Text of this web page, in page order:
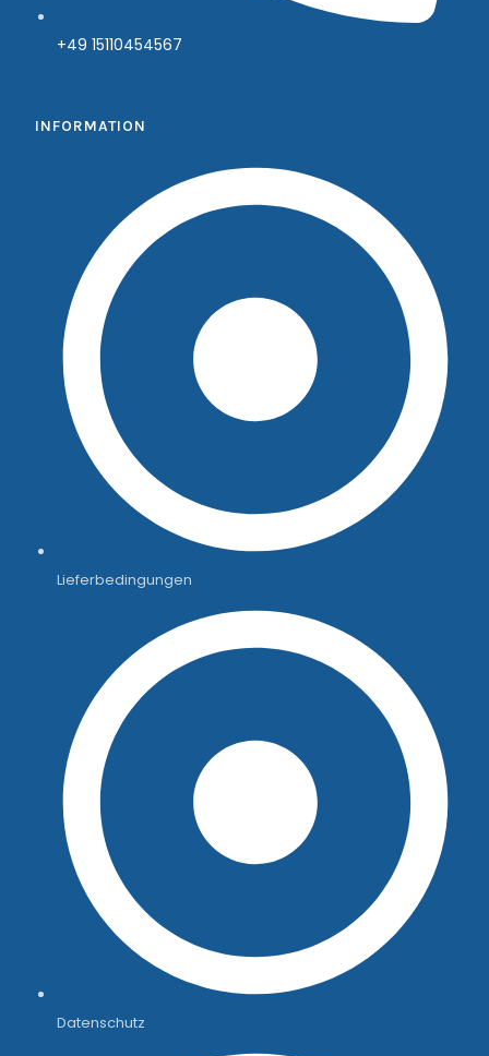
+49 15110454567
INFORMATION
Lieferbedingungen
Datenschutz